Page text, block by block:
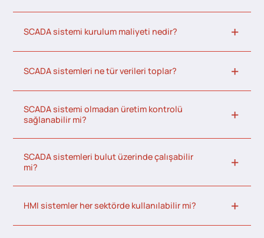
SCADA sistemi kurulum maliyeti nedir?
SCADA sistemleri ne tür verileri toplar?
SCADA sistemi olmadan üretim kontrolü
sağlanabilir mi?
SCADA sistemleri bulut üzerinde çalışabilir
mi?
HMI sistemler her sektörde kullanılabilir mi?